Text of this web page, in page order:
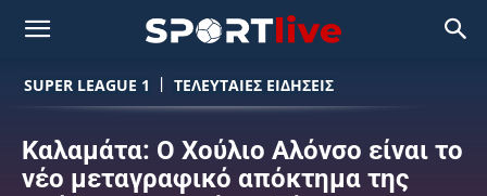
SUPER LEAGUE 1 ΤΕΛΕΥΤΑΙΕΣ ΕΙΔΗΣΕΙΣ
Καλαμάτα: Ο Χούλιο Αλόνσο είναι το
νέο μεταγραφικό απόκτημα της